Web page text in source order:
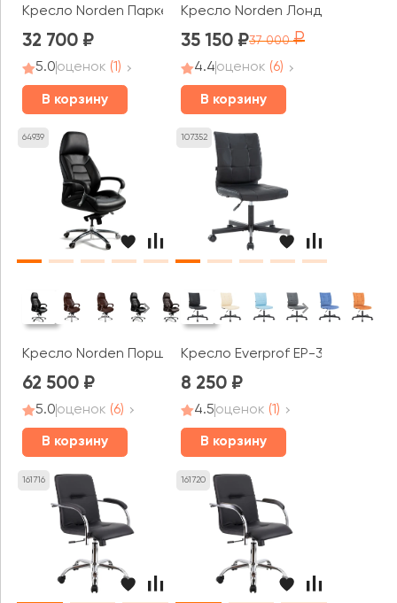
Кресло Norden Паркер / Parker
32 700
5.0оценок (1)
В корзину
Кресло Norden Лондон ЛЮКС
35 150 37 000
4.4оценок (6)
В корзину
64939
Кресло Norden Порше / Porsche
62 500
5.0оценок (6)
В корзину
107352
Кресло Everprof EP-300
8 250
4.5оценок (1)
В корзину
161716 161720